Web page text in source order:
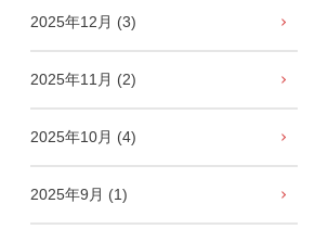
2025年12月 (3)
2025年11月 (2)
2025年10月 (4)
2025年9月 (1)